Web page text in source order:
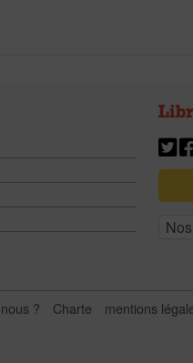
? Charte mentions